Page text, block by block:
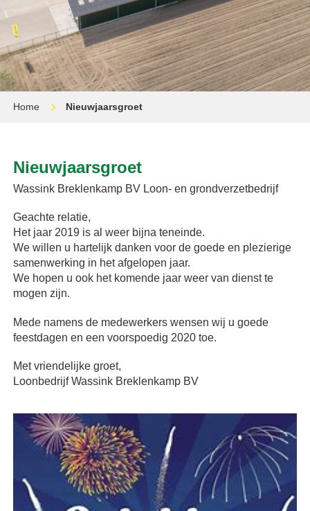
Home Nieuwjaarsgroet
Nieuwjaarsgroet
Wassink Breklenkamp BV Loon- en grondverzetbedrijf
Geachte relatie,
Het jaar 2019 is al weer bijna teneinde.
We willen u hartelijk danken voor de goede en plezierige
samenwerking in het afgelopen jaar.
We hopen u ook het komende jaar weer van dienst te
mogen zijn.
Mede namens de medewerkers wensen wij u goede
feestdagen en een voorspoedig 2020 toe.
Met vriendelijke groet,
Loonbedrijf Wassink Breklenkamp BV